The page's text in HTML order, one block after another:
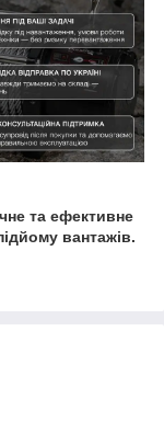
та ефективне
вантажів.